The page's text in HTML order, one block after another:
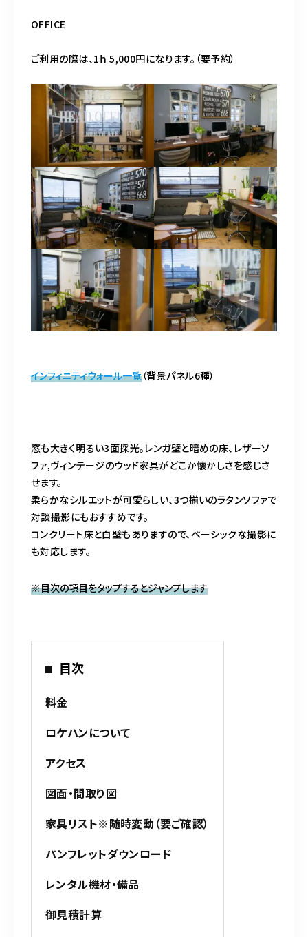
OFFICE
ご利用の際は、1ｈ 5,000円になります。（要予約）
インフィニティウォール一覧（背景パネル6種）
窓も大きく明るい3面採光。レンガ壁と暗めの床、レザーソ
ファ,ヴィンテージのウッド家具がどこか懐かしさを感じさ
せます。
柔らかなシルエットが可愛らしい、3つ揃いのラタンソファで
対談撮影にもおすすめです。
コンクリート床と白壁もありますので、ベーシックな撮影に
も対応します。
※目次の項目をタップするとジャンプします
目次
料金
ロケハンについて
アクセス
図面・間取り図
家具リスト※随時変動（要ご確認）
パンフレットダウンロード
レンタル機材・備品
御見積計算